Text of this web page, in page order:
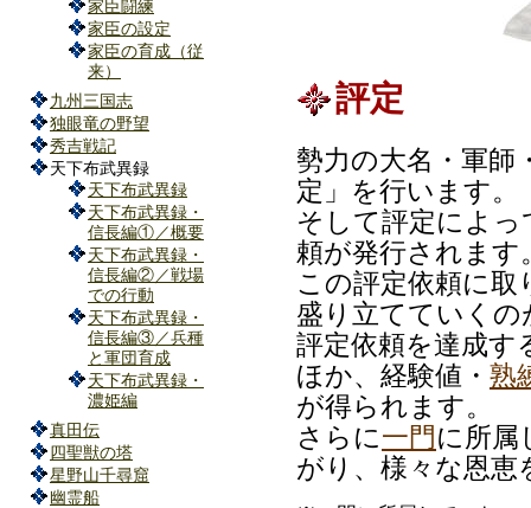
評定
勢力の大名・軍師
定」を行います。
そして評定によ
頼が発行されます
この評定依頼に取
盛り立てていく
評定依頼を達成す
ほか、経験値・ 熟
が得られます。
さらに一門に所属
がり、様々な恩恵
家臣闘練
家臣の設定
家臣の育成（従
来）
九州三国志
独眼竜の野望
秀吉戦記
天下布武異録
天下布武異録
天下布武異録・
信長編①／概要
天下布武異録・
信長編②／戦場
での行動
天下布武異録・
信長編③／兵種
と軍団育成
天下布武異録・
濃姫編
真田伝
四聖獣の塔
星野山千尋窟
幽霊船